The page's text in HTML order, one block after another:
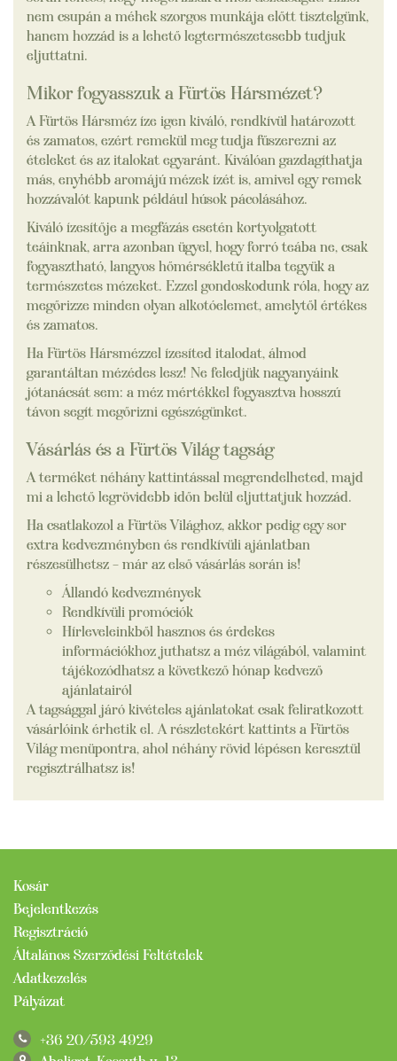
nem csupán a méhek szorgos munkája előtt tisztelgünk,
hanem hozzád is a lehető legtermészetesebb tudjuk
eljuttatni.
Mikor fogyasszuk a Fürtös Hársmézet?
A Fürtös Hársméz íze igen kiváló, rendkívül határozott
és zamatos, ezért remekül meg tudja fűszerezni az
ételeket és az italokat egyaránt. Kiválóan gazdagíthatja
más, enyhébb aromájú mézek ízét is, amivel egy remek
hozzávalót kapunk például húsok pácolásához.
Kiváló ízesítője a megfázás esetén kortyolgatott
teáinknak, arra azonban ügyel, hogy forró teába ne, csak
fogyasztható, langyos hőmérsékletű italba tegyük a
természetes mézeket. Ezzel gondoskodunk róla, hogy az
megőrizze minden olyan alkotóelemet, amelytől értékes
és zamatos.
Ha Fürtös Hársmézzel ízesíted italodat, álmod
garantáltan mézédes lesz! Ne feledjük nagyanyáink
jótanácsát sem: a méz mértékkel fogyasztva hosszú
távon segít megőrizni egészégünket.
Vásárlás és a Fürtös Világ tagság
A terméket néhány kattintással megrendelheted, majd
mi a lehető legrövidebb időn belül eljuttatjuk hozzád.
Ha csatlakozol a Fürtös Világhoz, akkor pedig egy sor
extra kedvezményben és rendkívüli ajánlatban
részesülhetsz – már az első vásárlás során is!
Állandó kedvezmények
Rendkívüli promóciók
Hírleveleinkből hasznos és érdekes
információkhoz juthatsz a méz világából, valamint
tájékozódhatsz a következő hónap kedvező
ajánlatairól
A tagsággal járó kivételes ajánlatokat csak feliratkozott
vásárlóink ​​érhetik el. A részletekért kattints a Fürtös
Világ menüpontra, ahol néhány rövid lépésen keresztül
regisztrálhatsz is!
Kosár
Bejelentkezés
Regisztráció
Általános Szerződési Feltételek
Adatkezelés
Pályázat
+36 20/593 4929